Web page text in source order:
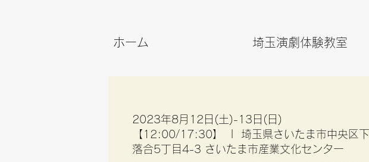
ホーム 埼玉演劇体験教室
2023年8月12日(土)-13日(日)
【12:00/17:30】
埼玉県さいたま市中央区下
落合5丁目4-3 さいたま市産業文化センター